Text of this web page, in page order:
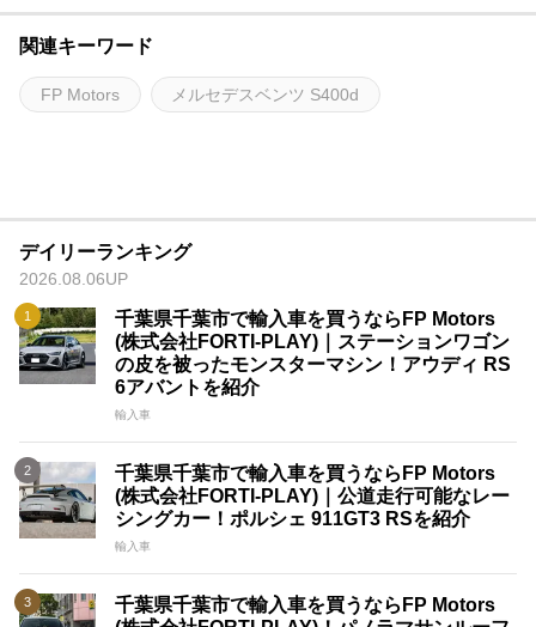
関連キーワード
FP Motors メルセデスベンツ S400d
デイリーランキング
2026.08.06UP
千葉県千葉市で輸入車を買うならFP Motors
(株式会社FORTI-PLAY)｜ステーションワゴン
の皮を被ったモンスターマシン！アウディ RS
6アバントを紹介
輸入車
千葉県千葉市で輸入車を買うならFP Motors
(株式会社FORTI-PLAY)｜公道走行可能なレー
シングカー！ポルシェ 911GT3 RSを紹介
輸入車
千葉県千葉市で輸入車を買うならFP Motors